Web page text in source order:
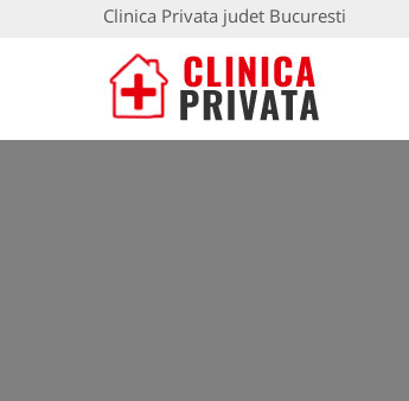
Clinica Privata judet Bucuresti